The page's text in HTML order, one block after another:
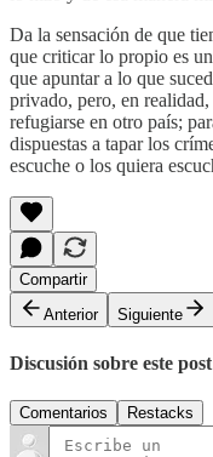
Da la sensación de que
que criticar lo propio es
que apuntar a lo que
privado, pero, en realidad,
refugiarse en otro país;
dispuestas a tapar los
escuche o los quiera
Compartir
Anterior
Siguiente
Discusión sobre este post
Comentarios Restacks